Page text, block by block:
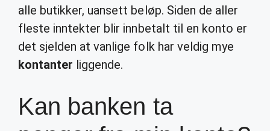
alle butikker, uansett beløp. Siden de aller
fleste inntekter blir innbetalt til en konto er
det sjelden at vanlige folk har veldig mye
kontanter liggende.
Kan banken ta